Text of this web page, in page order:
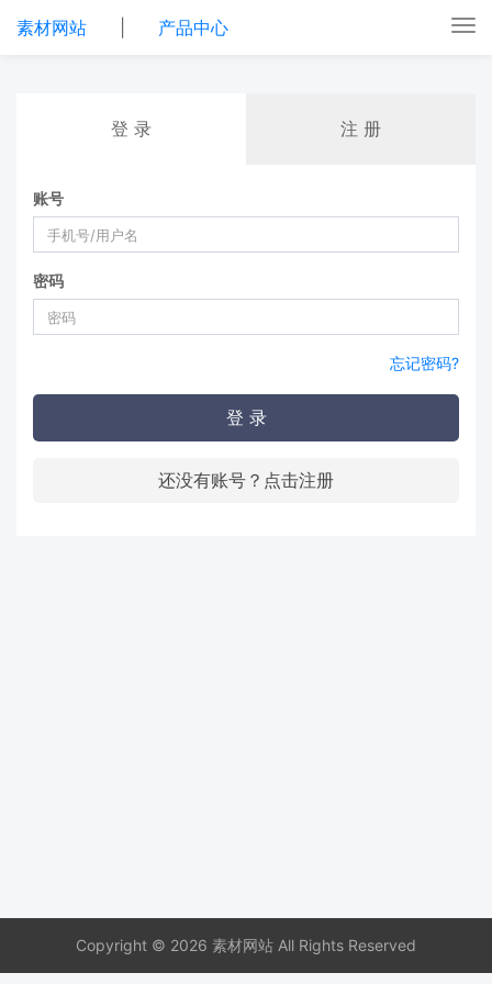
素材网站 产品中心
登 录 注 册
账号
密码
忘记密码?
登 录
还没有账号？点击注册
Copyright © 2026 素材网站 All Rights Reserved